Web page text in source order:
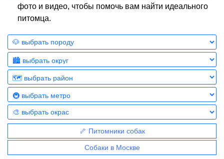
фото и видео, чтобы помочь вам найти идеального
питомца.
🦴 Питомники собак
Собаки в Москве